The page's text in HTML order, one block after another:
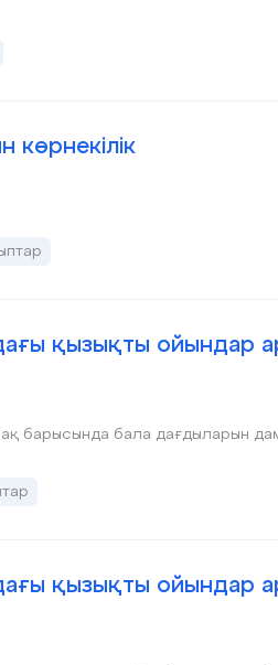
көрнекілік
қызықты ойындар
барысында бала дағдыларын
қызықты ойындар